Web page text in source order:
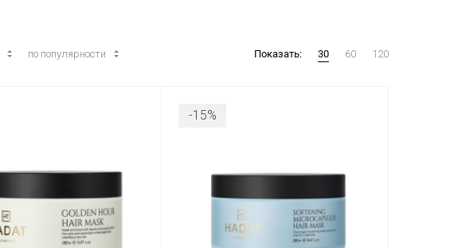
по популярности Показать: 30 60 120
-15%